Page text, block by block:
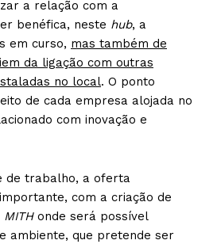
a relação com a
benéfica, neste hub, a
em curso, mas também de
da ligação com outras
no local. O ponto
de cada empresa alojada no
com inovação e
de trabalho, a oferta
com a criação de
MITHonde será possível
ambiente, que pretende ser